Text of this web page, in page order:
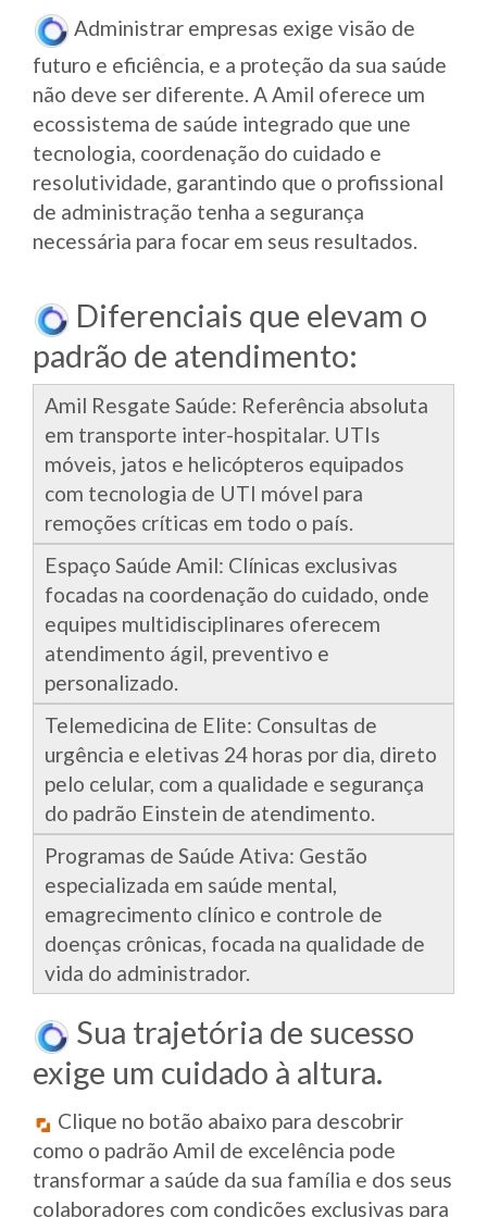
Administrar empresas exige visão de
futuro e eficiência, e a proteção da sua saúde
não deve ser diferente. A Amil oferece um
ecossistema de saúde integrado que une
tecnologia, coordenação do cuidado e
resolutividade, garantindo que o profissional
de administração tenha a segurança
necessária para focar em seus resultados.
Diferenciais que elevam o
padrão de atendimento:
Amil Resgate Saúde: Referência absoluta
em transporte inter-hospitalar. UTIs
móveis, jatos e helicópteros equipados
com tecnologia de UTI móvel para
remoções críticas em todo o país.
Espaço Saúde Amil: Clínicas exclusivas
focadas na coordenação do cuidado, onde
equipes multidisciplinares oferecem
atendimento ágil, preventivo e
personalizado.
Telemedicina de Elite: Consultas de
urgência e eletivas 24 horas por dia, direto
pelo celular, com a qualidade e segurança
do padrão Einstein de atendimento.
Programas de Saúde Ativa: Gestão
especializada em saúde mental,
emagrecimento clínico e controle de
doenças crônicas, focada na qualidade de
vida do administrador.
Sua trajetória de sucesso
exige um cuidado à altura.
Clique no botão abaixo para descobrir
como o padrão Amil de excelência pode
transformar a saúde da sua família e dos seus
colaboradores com condições exclusivas para